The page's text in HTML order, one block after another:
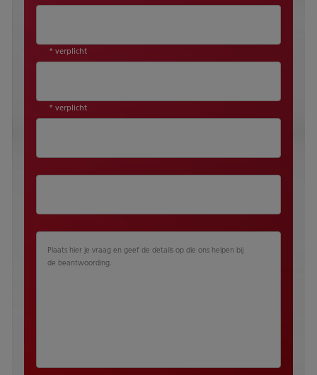
* verplicht
* verplicht
Plaats hier je vraag en geef de details op die ons helpen bij
de beantwoording.